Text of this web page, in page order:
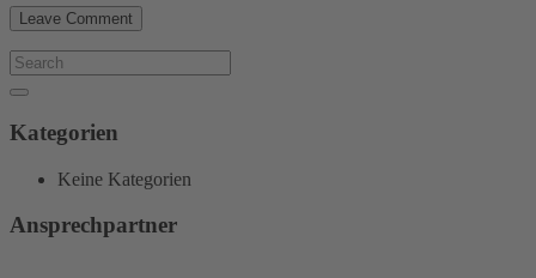
Kategorien
Keine Kategorien
Ansprechpartner